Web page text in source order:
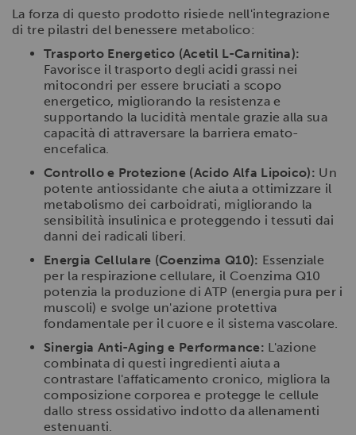
La forza di questo prodotto risiede nell'integrazione
di tre pilastri del benessere metabolico:
Trasporto Energetico (Acetil L-Carnitina):
Favorisce il trasporto degli acidi grassi nei
mitocondri per essere bruciati a scopo
energetico, migliorando la resistenza e
supportando la lucidità mentale grazie alla sua
capacità di attraversare la barriera emato-
encefalica.
Controllo e Protezione (Acido Alfa Lipoico): Un
potente antiossidante che aiuta a ottimizzare il
metabolismo dei carboidrati, migliorando la
sensibilità insulinica e proteggendo i tessuti dai
danni dei radicali liberi.
Energia Cellulare (Coenzima Q10): Essenziale
per la respirazione cellulare, il Coenzima Q10
potenzia la produzione di ATP (energia pura per i
muscoli) e svolge un'azione protettiva
fondamentale per il cuore e il sistema vascolare.
Sinergia Anti-Aging e Performance: L'azione
combinata di questi ingredienti aiuta a
contrastare l'affaticamento cronico, migliora la
composizione corporea e protegge le cellule
dallo stress ossidativo indotto da allenamenti
estenuanti.